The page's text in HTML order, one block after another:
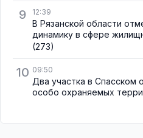
9 12:39
В Рязанской области
динамику в сфере
(273)
10 09:50
Два участка в Спасском
особо охраняемых